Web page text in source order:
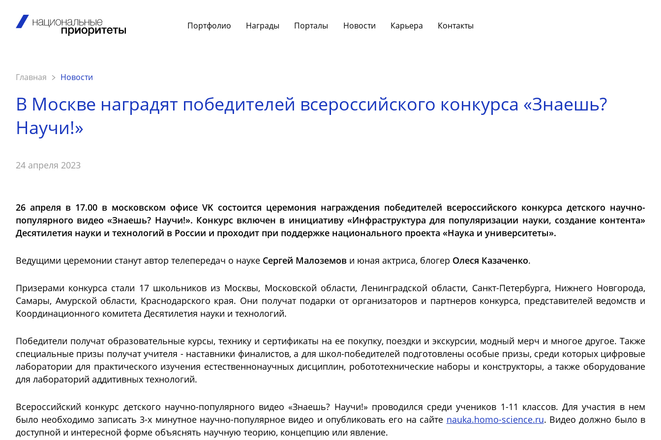
Портфолио Награды Порталы Новости Карьера Контакты
Главная Новости
В Москве наградят победителей всероссийского конкурса «Знаешь?
Научи!»
24 апреля 2023
26 апреля в 17.00 в московском офисе VK состоится церемония награждения победителей всероссийского конкурса детского научно-
популярного видео «Знаешь? Научи!». Конкурс включен в инициативу «Инфраструктура для популяризации науки, создание контента»
Десятилетия науки и технологий в России и проходит при поддержке национального проекта «Наука и университеты».
Ведущими церемонии станут автор телепередач о науке Сергей Малоземов и юная актриса, блогер Олеся Казаченко.
Призерами конкурса стали 17 школьников из Москвы, Московской области, Ленинградской области, Санкт-Петербурга, Нижнего Новгорода,
Самары, Амурской области, Краснодарского края. Они получат подарки от организаторов и партнеров конкурса, представителей ведомств и
Координационного комитета Десятилетия науки и технологий.
Победители получат образовательные курсы, технику и сертификаты на ее покупку, поездки и экскурсии, модный мерч и многое другое. Также
специальные призы получат учителя - наставники финалистов, а для школ-победителей подготовлены особые призы, среди которых цифровые
лаборатории для практического изучения естественнонаучных дисциплин, робототехнические наборы и конструкторы, а также оборудование
для лабораторий аддитивных технологий.
Всероссийский конкурс детского научно-популярного видео «Знаешь? Научи!» проводился среди учеников 1-11 классов. Для участия в нем
было необходимо записать 3-х минутное научно-популярное видео и опубликовать его на сайте nauka.homo-science.ru. Видео должно было в
доступной и интересной форме объяснять научную теорию, концепцию или явление.